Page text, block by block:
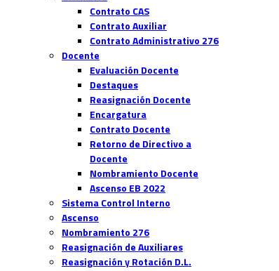
Contrato CAS
Contrato Auxiliar
Contrato Administrativo 276
Docente
Evaluación Docente
Destaques
Reasignación Docente
Encargatura
Contrato Docente
Retorno de Directivo a
Docente
Nombramiento Docente
Ascenso EB 2022
Sistema Control Interno
Ascenso
Nombramiento 276
Reasignación de Auxiliares
Reasignación y Rotación D.L.